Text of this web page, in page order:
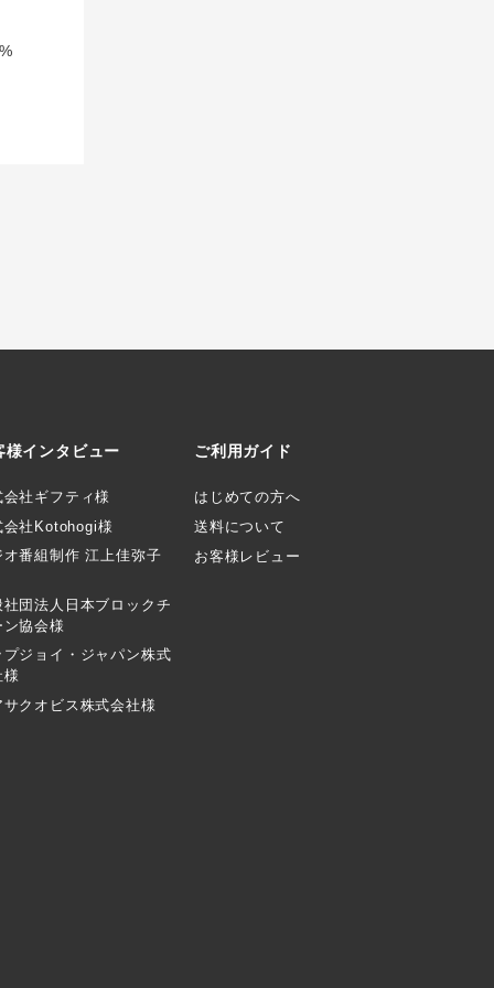
様インタビュー
会社ギフティ様
会社Kotohogi様
オ番組制作 江上佳弥子
社団法人日本ブロックチ
ン協会様
プジョイ・ジャパン株式
様
サクオビス株式会社様
ご利用ガイド
はじめての方へ
送料について
お客様レビュー